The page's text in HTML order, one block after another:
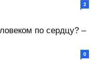
2
по сердцу? –
0